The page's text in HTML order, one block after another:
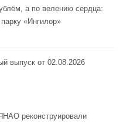
а по велению сердца:
«Ингилор»
выпуск от 02.08.2026
реконструировали